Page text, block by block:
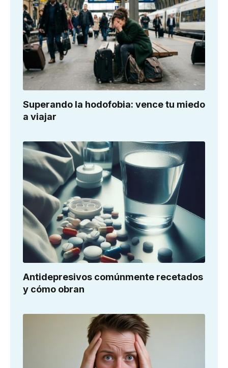
Superando la hodofobia: vence tu miedo
a viajar
Antidepresivos comúnmente recetados
y cómo obran